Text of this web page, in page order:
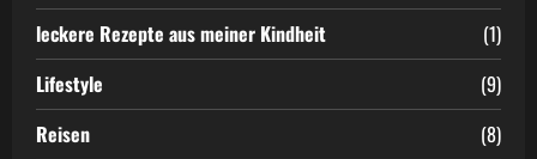
leckere Rezepte aus meiner Kindheit
(1)
Lifestyle
(9)
Reisen
(8)